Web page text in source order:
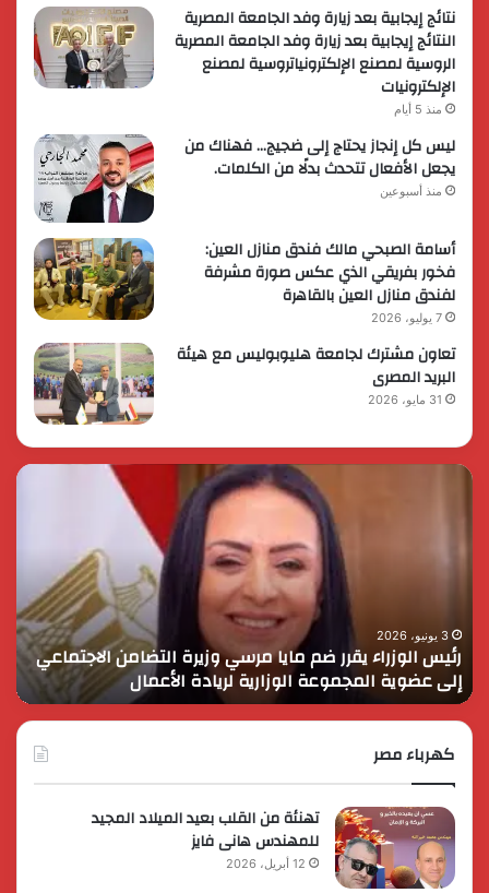
نتائج إيجابية بعد زيارة وفد الجامعة المصرية
النتائج إيجابية بعد زيارة وفد الجامعة المصرية
الروسية لمصنع الإلكترونياتروسية لمصنع
الإلكترونيات
منذ 5 أيام
ليس كل إنجاز يحتاج إلى ضجيج… فهناك من
يجعل الأفعال تتحدث بدلًا من الكلمات.
منذ أسبوعين
أسامة الصبحي مالك فندق منازل العين:
فخور بفريقي الذي عكس صورة مشرفة
لفندق منازل العين بالقاهرة
7 يوليو، 2026
تعاون مشترك لجامعة هليوبوليس مع هيئة
البريد المصرى
31 مايو، 2026
رئيس
التضامن
الاجتماعي
إلى
عضوية
المجموعة
الوزارية
3 يونيو، 2026
رئيس الوزراء يقرر ضم مايا مرسي وزيرة التضامن الاجتماعي
إلى عضوية المجموعة الوزارية لريادة الأعمال
في
كهرباء مصر
تهنئة من القلب بعيد الميلاد المجيد
للمهندس هانى فايز
12 أبريل، 2026